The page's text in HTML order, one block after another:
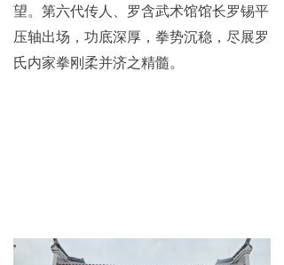
望。第六代传人、罗含武术馆馆长罗锡平
压轴出场，功底深厚，拳势沉稳，尽展罗
氏内家拳刚柔并济之精髓。